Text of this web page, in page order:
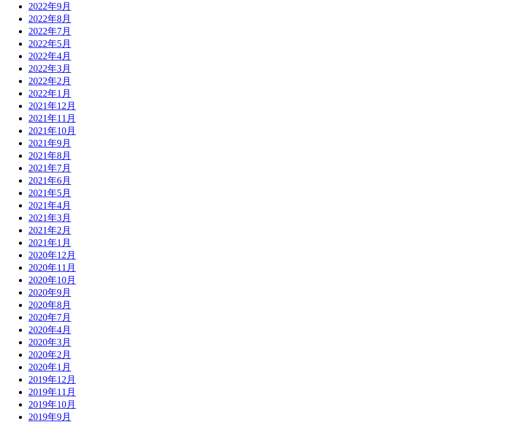
2022年9月
2022年8月
2022年7月
2022年5月
2022年4月
2022年3月
2022年2月
2022年1月
2021年12月
2021年11月
2021年10月
2021年9月
2021年8月
2021年7月
2021年6月
2021年5月
2021年4月
2021年3月
2021年2月
2021年1月
2020年12月
2020年11月
2020年10月
2020年9月
2020年8月
2020年7月
2020年4月
2020年3月
2020年2月
2020年1月
2019年12月
2019年11月
2019年10月
2019年9月